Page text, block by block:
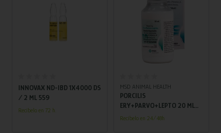
INNOVAX ND-IBD 1X4000 DS
/ 2 ML 559
Recíbelo en 72 h.
MSD ANIMAL HEALTH
PORCILIS
ERY+PARVO+LEPTO 20 ML
(10 DS)
Recíbelo en 24/48h